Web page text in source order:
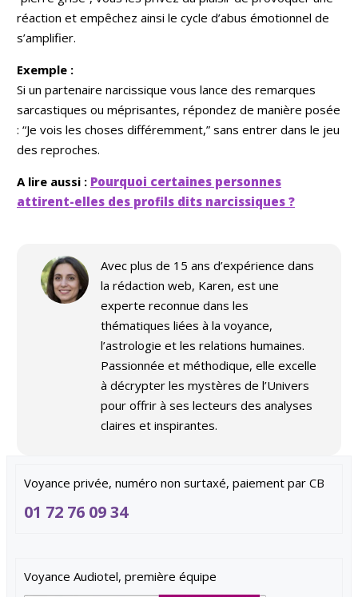
Voyance privée, numéro non surtaxé, paiement par CB
01 72 76 09 34
Voyance Audiotel, première équipe
réaction et empêchez ainsi le cycle d’abus émotionnel de
s’amplifier.
Exemple :
Si un partenaire narcissique vous lance des remarques
sarcastiques ou méprisantes, répondez de manière posée
: “Je vois les choses différemment,” sans entrer dans le jeu
des reproches.
A lire aussi : Pourquoi certaines personnes
attirent-elles des profils dits narcissiques ?
Avec plus de 15 ans d’expérience dans
la rédaction web, Karen, est une
experte reconnue dans les
thématiques liées à la voyance,
l’astrologie et les relations humaines.
Passionnée et méthodique, elle excelle
à décrypter les mystères de l’Univers
pour offrir à ses lecteurs des analyses
claires et inspirantes.